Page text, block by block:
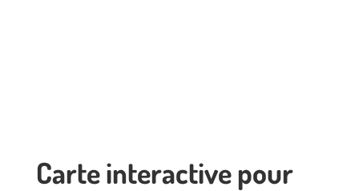
Carte interactive pour